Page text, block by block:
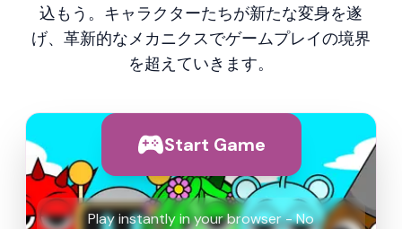
込もう。キャラクターたちが新たな変身を遂
げ、革新的なメカニクスでゲームプレイの境界
を超えていきます。
Start Game
Play instantly in your browser - No